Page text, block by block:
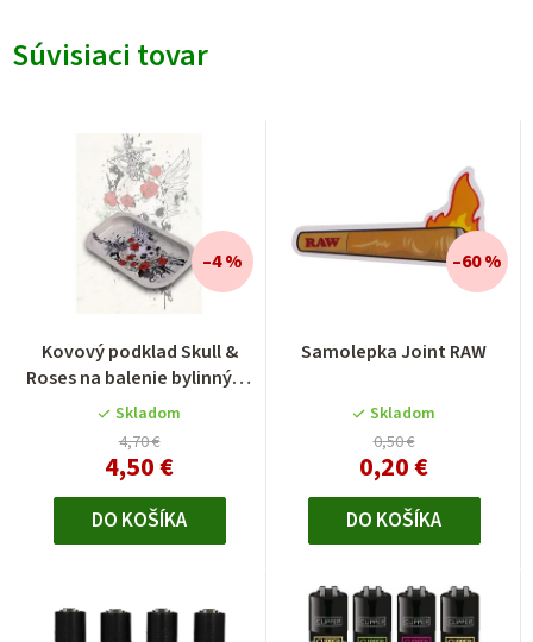
Súvisiaci tovar
Kovový podklad Skull &
Roses na balenie bylinných
zmesí
Skladom
4,70 €
4,50 €
–4 %
DO KOŠÍKA
Samolepka Joint RAW
Skladom
0,50 €
0,20 €
–60 %
DO KOŠÍKA